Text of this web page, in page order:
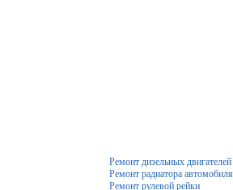
Ремонт дизельных двигателей
Ремонт радиатора автомобиля
Ремонт рулевой рейки